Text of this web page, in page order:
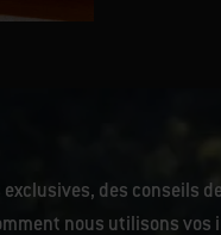
des conseils
nous utilisons